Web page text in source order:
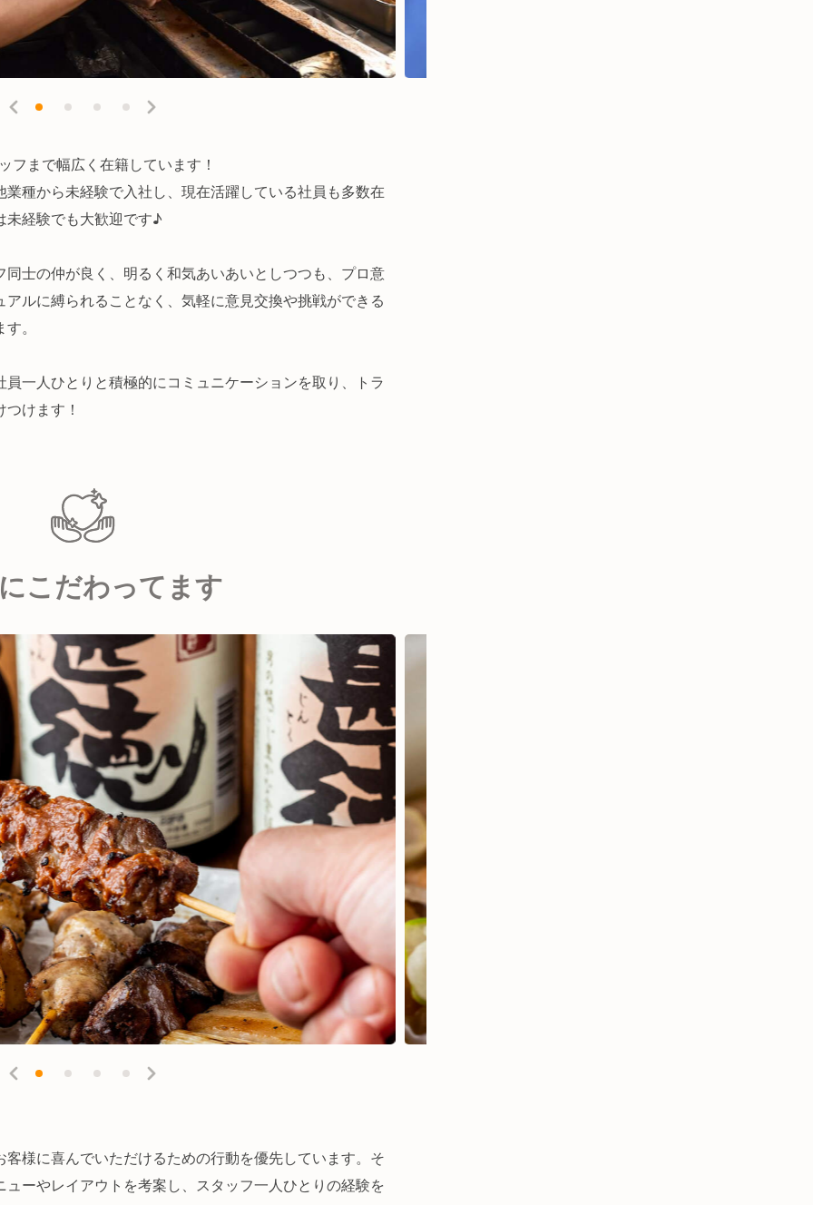
フまで幅広く在籍しています！
種から未経験で入社し、現在活躍している社員も多数在
未経験でも大歓迎です♪
士の仲が良く、明るく和気あいあいとしつつも、プロ意
ルに縛られることなく、気軽に意見交換や挑戦ができる
。
一人ひとりと積極的にコミュニケーションを取り、トラ
けます！
こだわってます
様に喜んでいただけるための行動を優先しています。そ
ーやレイアウトを考案し、スタッフ一人ひとりの経験を